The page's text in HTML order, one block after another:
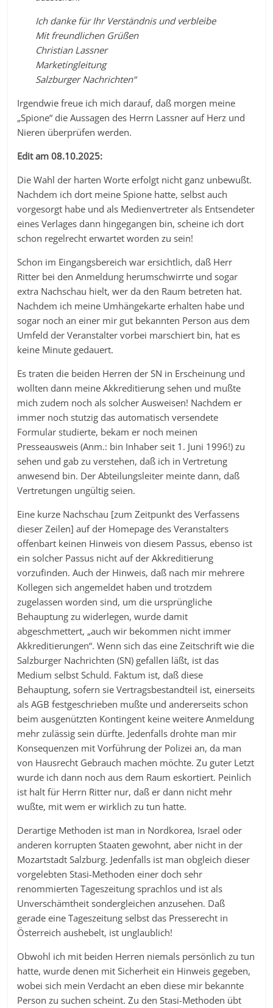
Ich danke für Ihr Verständnis und verbleibe
Mit freundlichen Grüßen
Christian Lassner
Marketingleitung
Salzburger Nachrichten“
Irgendwie freue ich mich darauf, daß morgen meine
„Spione“ die Aussagen des Herrn Lassner auf Herz und
Nieren überprüfen werden.
Edit am 08.10.2025:
Die Wahl der harten Worte erfolgt nicht ganz unbewußt.
Nachdem ich dort meine Spione hatte, selbst auch
vorgesorgt habe und als Medienvertreter als Entsendeter
eines Verlages dann hingegangen bin, scheine ich dort
schon regelrecht erwartet worden zu sein!
Schon im Eingangsbereich war ersichtlich, daß Herr
Ritter bei den Anmeldung herumschwirrte und sogar
extra Nachschau hielt, wer da den Raum betreten hat.
Nachdem ich meine Umhängekarte erhalten habe und
sogar noch an einer mir gut bekannten Person aus dem
Umfeld der Veranstalter vorbei marschiert bin, hat es
keine Minute gedauert.
Es traten die beiden Herren der SN in Erscheinung und
wollten dann meine Akkreditierung sehen und mußte
mich zudem noch als solcher Ausweisen! Nachdem er
immer noch stutzig das automatisch versendete
Formular studierte, bekam er noch meinen
Presseausweis (Anm.: bin Inhaber seit 1. Juni 1996!) zu
sehen und gab zu verstehen, daß ich in Vertretung
anwesend bin. Der Abteilungsleiter meinte dann, daß
Vertretungen ungültig seien.
Eine kurze Nachschau [zum Zeitpunkt des Verfassens
dieser Zeilen] auf der Homepage des Veranstalters
offenbart keinen Hinweis von diesem Passus, ebenso ist
ein solcher Passus nicht auf der Akkreditierung
vorzufinden. Auch der Hinweis, daß nach mir mehrere
Kollegen sich angemeldet haben und trotzdem
zugelassen worden sind, um die ursprüngliche
Behauptung zu widerlegen, wurde damit
abgeschmettert, „auch wir bekommen nicht immer
Akkreditierungen“. Wenn sich das eine Zeitschrift wie die
Salzburger Nachrichten (SN) gefallen läßt, ist das
Medium selbst Schuld. Faktum ist, daß diese
Behauptung, sofern sie Vertragsbestandteil ist, einerseits
als AGB festgeschrieben mußte und andererseits schon
beim ausgenützten Kontingent keine weitere Anmeldung
mehr zulässig sein dürfte. Jedenfalls drohte man mir
Konsequenzen mit Vorführung der Polizei an, da man
von Hausrecht Gebrauch machen möchte. Zu guter Letzt
wurde ich dann noch aus dem Raum eskortiert. Peinlich
ist halt für Herrn Ritter nur, daß er dann nicht mehr
wußte, mit wem er wirklich zu tun hatte.
Derartige Methoden ist man in Nordkorea, Israel oder
anderen korrupten Staaten gewohnt, aber nicht in der
Mozartstadt Salzburg. Jedenfalls ist man obgleich dieser
vorgelebten Stasi-Methoden einer doch sehr
renommierten Tageszeitung sprachlos und ist als
Unverschämtheit sondergleichen anzusehen. Daß
gerade eine Tageszeitung selbst das Presserecht in
Österreich aushebelt, ist unglaublich!
Obwohl ich mit beiden Herren niemals persönlich zu tun
hatte, wurde denen mit Sicherheit ein Hinweis gegeben,
wobei sich mein Verdacht an eben diese mir bekannte
Person zu suchen scheint. Zu den Stasi-Methoden übt